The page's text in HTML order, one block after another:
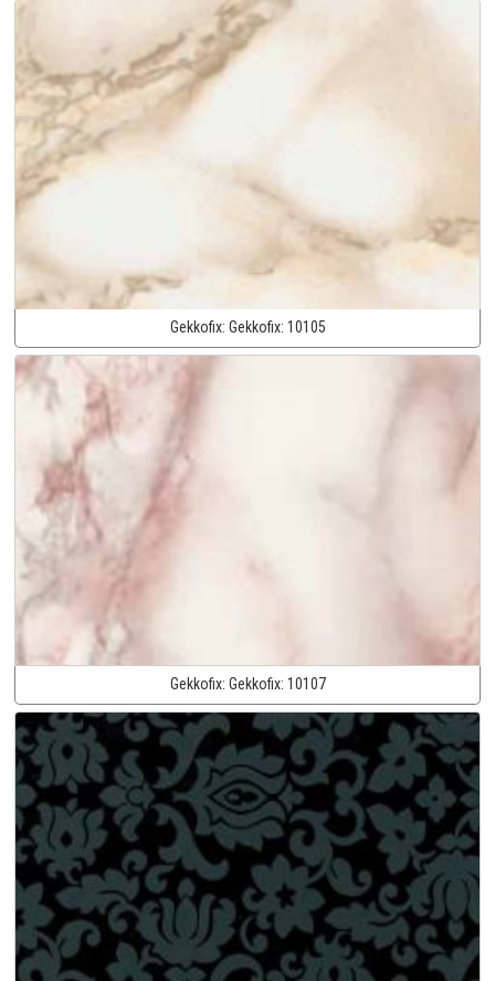
Gekkofix: Gekkofix: 10105
Gekkofix: Gekkofix: 10107